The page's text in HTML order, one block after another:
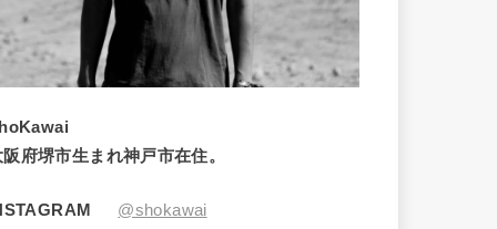
阪府堺市生まれ神戸市在住。
@shokawai